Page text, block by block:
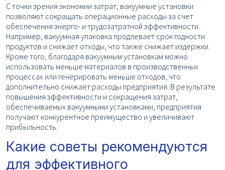
С точки зрения экономии затрат, вакуумные установки
позволяют сокращать операционные расходы за счет
обеспечения энерго- и трудозатратной эффективности.
Например, вакуумная упаковка продлевает срок годности
продуктов и снижает отходы, что также снижает издержки.
Кроме того, благодаря вакуумным установкам можно
использовать меньше материалов в производственных
процессах или генерировать меньше отходов, что
дополнительно снижает расходы предприятия. В результате
повышения эффективности и сокращения затрат,
обеспечиваемых вакуумными установками, предприятия
получают конкурентное преимущество и увеличивают
прибыльность.
Какие советы рекомендуются
для эффективного